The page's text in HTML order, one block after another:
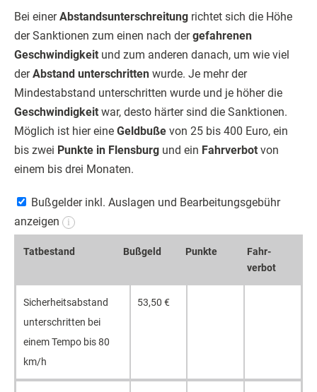
Bei einerAbstandsunterschreitung richtet sich die Höhe
der Sanktionen zum einen nach dergefahrenen
Geschwindigkeit und zum anderen danach, um wie viel
derAbstand unterschritten wurde. Je mehr der
Mindestabstand unterschritten wurde und je höher die
Geschwindigkeit war, desto härter sind die Sanktionen.
Möglich ist hier eine Geldbuße von 25 bis 400 Euro, ein
bis zwei Punkte in Flensburg und ein Fahrverbot von
einem bis drei Monaten.
Bußgelder inkl. Auslagen und Bearbeitungsgebühr
anzeigen
i
Tat­bestand Bußgeld Punkte
Fahr­
verbot
Sicher­heits­abstand
unter­schritten bei
einem Tempo bis 80
km/h
53,50 €